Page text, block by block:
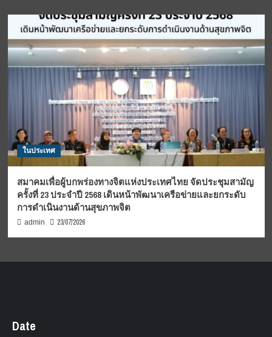
ในประเทศ
สมาคมเพื่อผู้บกพร่องทางจิตแห่งประเทศไทย จัดประชุมสามัญ
ครั้งที่ 23 ประจำปี 2568 เดินหน้าพัฒนาเครือข่ายและยกระดับ
การดำเนินงานด้านสุขภาพจิต
admin 23/07/2026
Date